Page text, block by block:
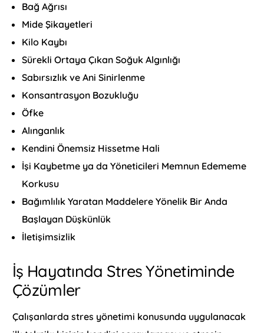
Bağ Ağrısı
Mide Şikayetleri
Kilo Kaybı
Sürekli Ortaya Çıkan Soğuk Algınlığı
Sabırsızlık ve Ani Sinirlenme
Konsantrasyon Bozukluğu
Öfke
Alınganlık
Kendini Önemsiz Hissetme Hali
İşi Kaybetme ya da Yöneticileri Memnun Edememe
Korkusu
Bağımlılık Yaratan Maddelere Yönelik Bir Anda
Başlayan Düşkünlük
İletişimsizlik
İş Hayatında Stres Yönetiminde
Çözümler
Çalışanlarda stres yönetimi konusunda uygulanacak